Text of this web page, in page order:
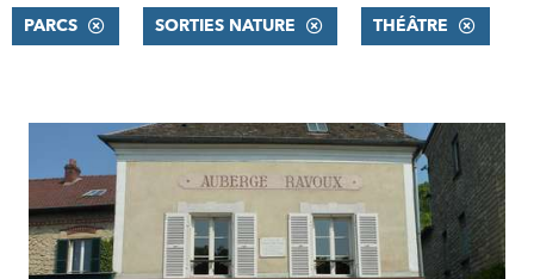
PARCS SORTIES NATURE THÉÂTRE
RÉSULTATS